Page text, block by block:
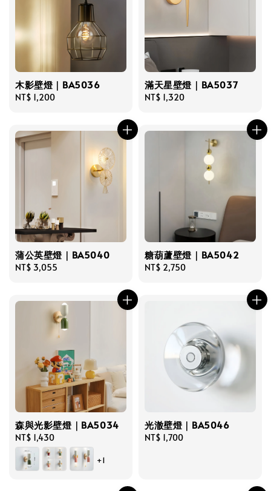
木影壁燈｜BA5036
Regular
NT$ 1,200
滿天星壁燈｜BA5037
Regular
NT$ 1,320
蒲公英壁燈｜BA5040
Regular
NT$ 3,055
糖葫蘆壁燈｜BA5042
Regular
NT$ 2,750
森與光影壁燈｜BA5034
Regular
price
NT$ 1,430
+1
光澈壁燈｜BA5046
Regular
NT$ 1,700